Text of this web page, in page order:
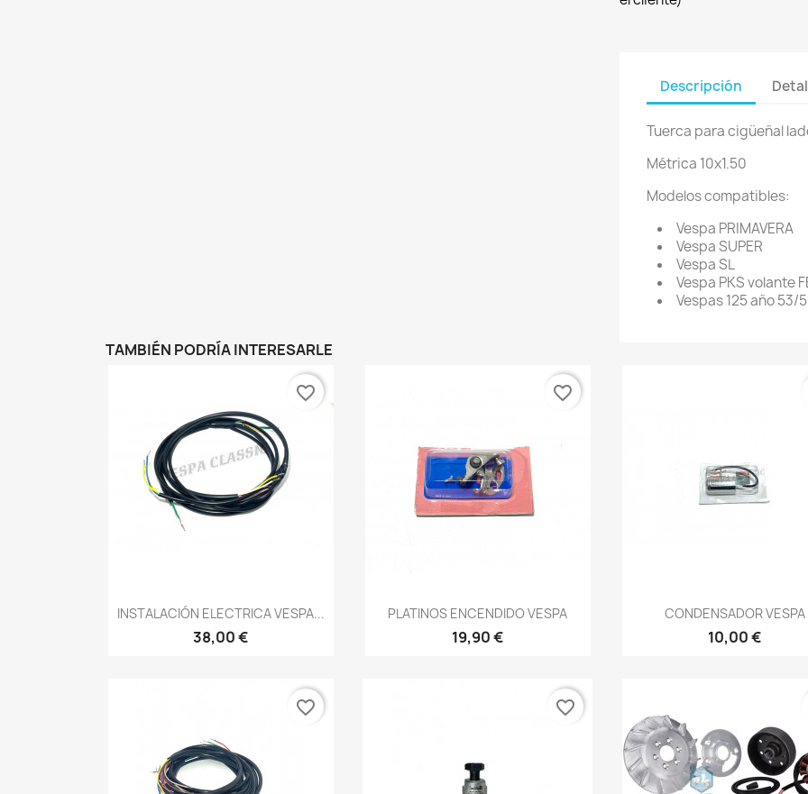
Descripción
Tuerca para cigüeñal
Métrica 10x1.50
Modelos compatibles:
Vespa PRIMAVERA
Vespa SUPER
Vespa SL
Vespa PKS volante
Vespas 125 año 53/
TAMBIÉN PODRÍA INTERESARLE
Vista rápida
INSTALACIÓN ELECTRICA VESPA...
38,00 €
favorite_border
Vista rápida
PLATINOS ENCENDIDO VESPA
19,90 €
favorite_border
Vista rápida
CONDENSADOR VESPA
10,00 €
favorite_border favorite_border